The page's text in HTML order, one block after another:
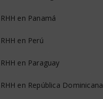
en Panamá
en Perú
en Paraguay
en República Dominicana